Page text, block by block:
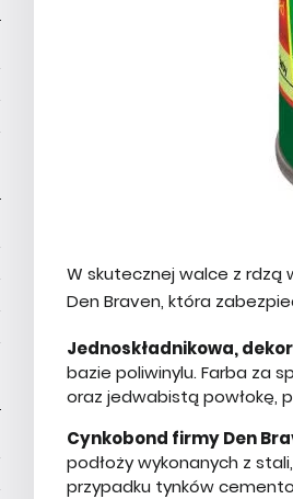
W skutecznej walce z
Den Braven, która
Jednoskładnikowa,
bazie poliwinylu. Farba za
oraz jedwabistą powłokę,
Cynkobond firmy Den
podłoży wykonanych z
przypadku tynków